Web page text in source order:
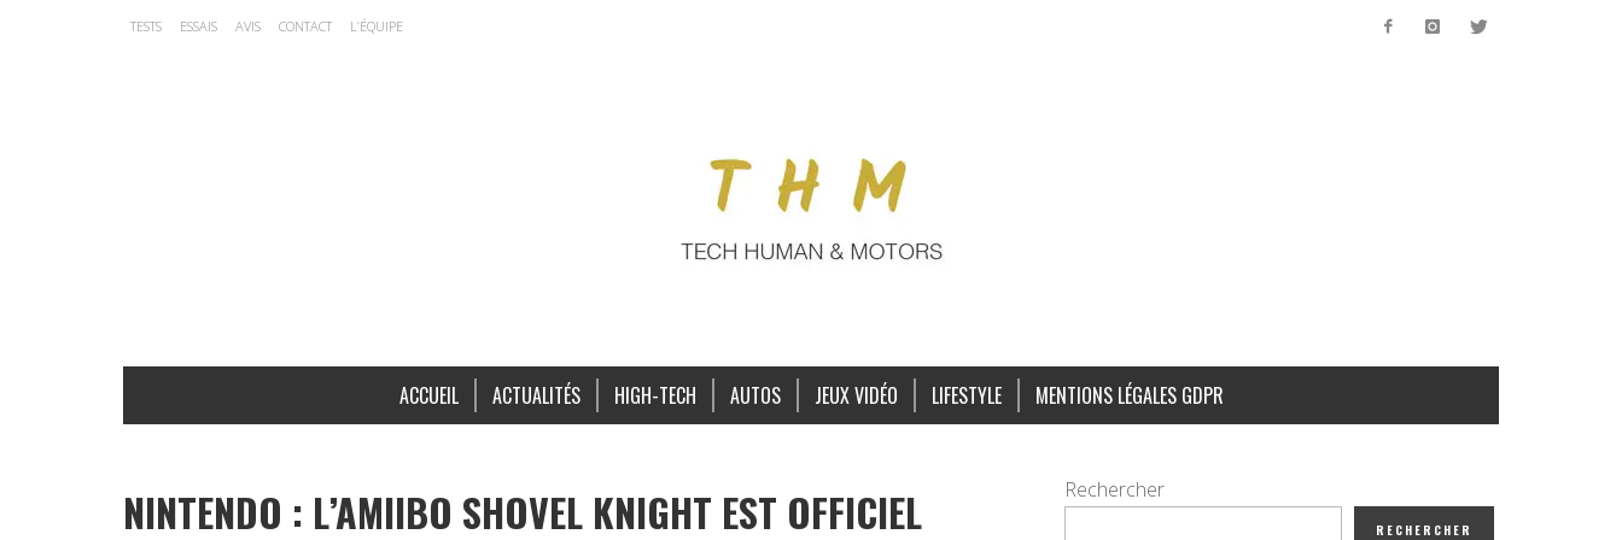
TESTS ESSAIS AVIS CONTACT L’ÉQUIPE
ACCUEIL ACTUALITÉS HIGH-TECH AUTOS JEUX VIDÉO LIFESTYLE MENTIONS LÉGALES GDPR
NINTENDO : L’AMIIBO SHOVEL KNIGHT EST OFFICIEL Rechercher
RECHERCHER